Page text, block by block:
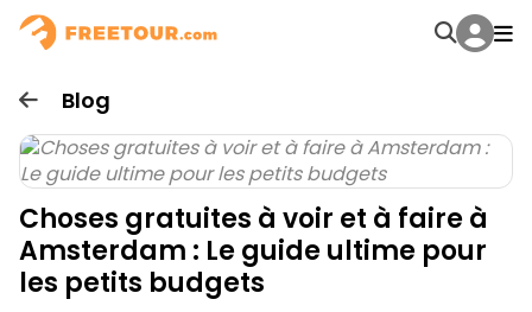
Blog
Choses gratuites à voir et à faire à
Amsterdam : Le guide ultime pour
les petits budgets